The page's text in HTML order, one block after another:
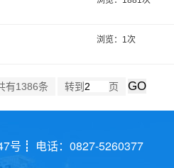
浏览：1次
有1386条 转到 页
号┋ 电话：0827-5260377